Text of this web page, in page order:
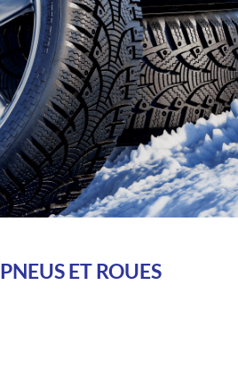
PNEUS ET ROUES